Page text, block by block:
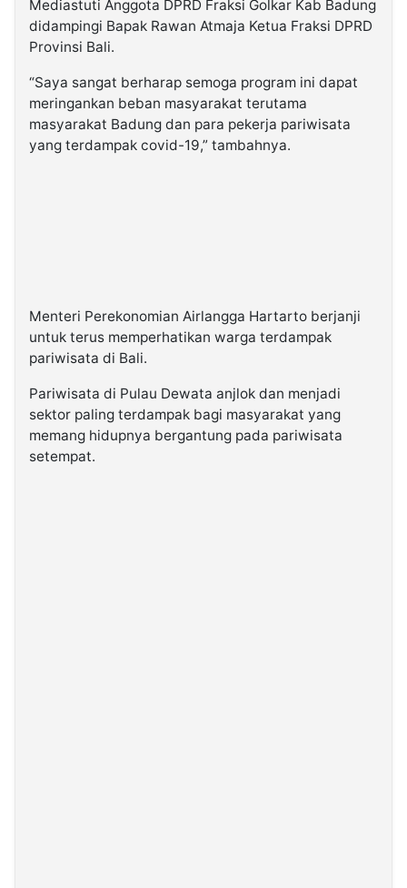
Mediastuti Anggota DPRD Fraksi Golkar Kab Badung
didampingi Bapak Rawan Atmaja Ketua Fraksi DPRD
Provinsi Bali.
“Saya sangat berharap semoga program ini dapat
meringankan beban masyarakat terutama
masyarakat Badung dan para pekerja pariwisata
yang terdampak covid-19,” tambahnya.
Menteri Perekonomian Airlangga Hartarto berjanji
untuk terus memperhatikan warga terdampak
pariwisata di Bali.
Pariwisata di Pulau Dewata anjlok dan menjadi
sektor paling terdampak bagi masyarakat yang
memang hidupnya bergantung pada pariwisata
setempat.